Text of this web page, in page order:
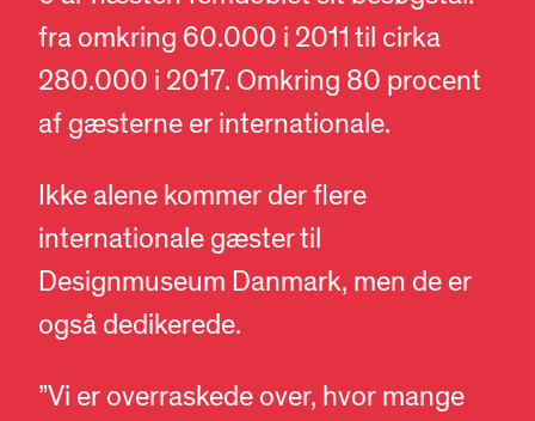
fra omkring 60.000 i 2011 til cirka
280.000 i 2017. Omkring 80 procent
af gæsterne er internationale.
Ikke alene kommer der flere
internationale gæster til
Designmuseum Danmark, men de er
også dedikerede.
”Vi er overraskede over, hvor mange